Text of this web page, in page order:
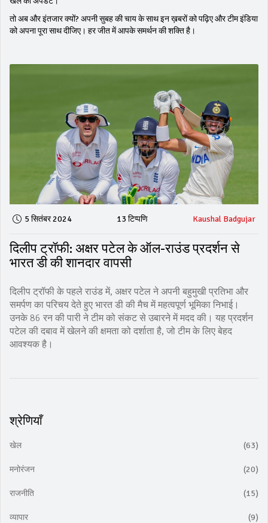
तो अब और इंतजार क्यों? अपनी सुबह की चाय के साथ इन ख़बरों को पढ़िए और टीम इंडिया
को अपना पूरा साथ दीजिए। हर जीत में आपके समर्थन की शक्ति है।
5 सितंबर 2024 13 टिप्पणि Kaushal Badgujar
दिलीप ट्रॉफी: अक्षर पटेल के ऑल-राउंड प्रदर्शन से
भारत डी की शानदार वापसी
दिलीप ट्रॉफी के पहले राउंड में, अक्षर पटेल ने अपनी बहुमुखी प्रतिभा और
समर्पण का परिचय देते हुए भारत डी की मैच में महत्वपूर्ण भूमिका निभाई।
उनके 86 रन की पारी ने टीम को संकट से उबारने में मदद की। यह प्रदर्शन
पटेल की दबाव में खेलने की क्षमता को दर्शाता है, जो टीम के लिए बेहद
आवश्यक है।
श्रेणियाँ
खेल (63)
मनोरंजन (20)
राजनीति (15)
व्यापार (9)